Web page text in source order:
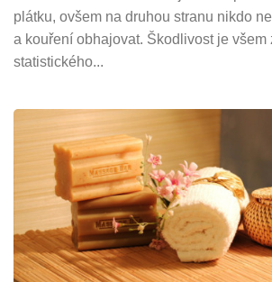
plátku, ovšem na druhou stranu nikdo
a kouření obhajovat. Škodlivost je všem
statistického...